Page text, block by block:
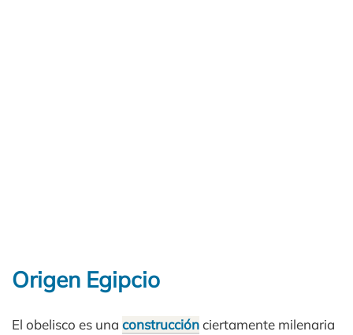
Origen Egipcio
El obelisco es una construcciónciertamente milenaria